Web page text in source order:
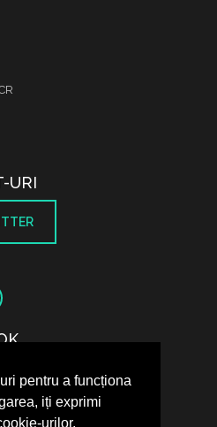
pentru a funcționa
iți exprimi
urilor.
URI